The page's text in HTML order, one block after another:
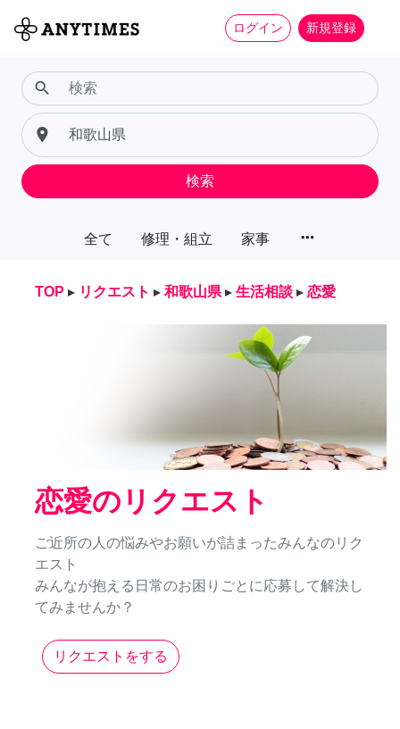
ログイン 新規登録
全て 修理・組立 家事 more_horiz
search
place
検索
TOP ▸ リクエスト ▸ 和歌山県 ▸ 生活相談 ▸ 恋愛
恋愛のリクエスト
ご近所の人の悩みやお願いが詰まったみんなのリク
エスト
みんなが抱える日常のお困りごとに応募して解決し
てみませんか？
リクエストをする